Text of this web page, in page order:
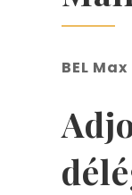
BEL Max